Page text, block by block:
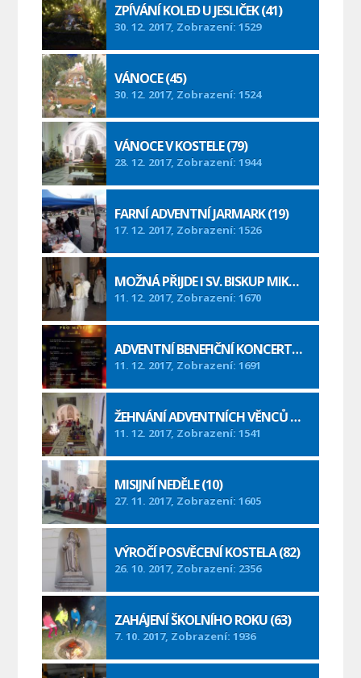
ZPÍVÁNÍ KOLED U JESLIČEK (41)
30. 12. 2017, Zobrazení: 1529
VÁNOCE (45)
30. 12. 2017, Zobrazení: 1524
VÁNOCE V KOSTELE (79)
28. 12. 2017, Zobrazení: 1944
FARNÍ ADVENTNÍ JARMARK (19)
17. 12. 2017, Zobrazení: 1526
MOŽNÁ PŘIJDE I SV. BISKUP MIKULÁŠ (39)
11. 12. 2017, Zobrazení: 1670
ADVENTNÍ BENEFIČNÍ KONCERT PRO MATÝSKA (4)
11. 12. 2017, Zobrazení: 1691
ŽEHNÁNÍ ADVENTNÍCH VĚNCŮ (17)
11. 12. 2017, Zobrazení: 1541
MISIJNÍ NEDĚLE (10)
27. 11. 2017, Zobrazení: 1605
VÝROČÍ POSVĚCENÍ KOSTELA (82)
26. 10. 2017, Zobrazení: 2356
ZAHÁJENÍ ŠKOLNÍHO ROKU (63)
7. 10. 2017, Zobrazení: 1936